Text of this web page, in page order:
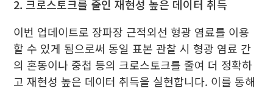
2. 크로스토크를 줄인 재현성 높은 데이터 취득
이번 업데이트로 장파장 근적외선 형광 염료를 이용
할 수 있게 됨으로써 동일 표본 관찰 시 형광 염료 간
의 혼동이나 중첩 등의 크로스토크를 줄여 더 정확하
고 재현성 높은 데이터 취득을 실현합니다. 이를 통해